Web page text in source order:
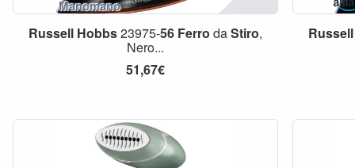
Russell Hobbs23975-56 Ferro daStiro,
Nero...
51,67€
Russell